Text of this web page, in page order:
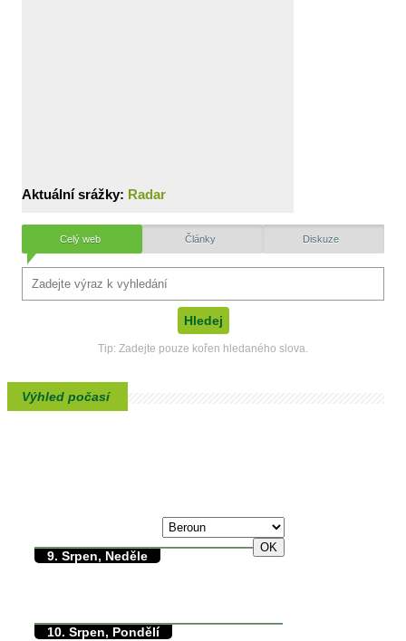
Aktuální srážky: Radar
Celý web Články Diskuze
Tip: Zadejte pouze kořen hledaného slova.
Výhled počasí
9. Srpen, Neděle
10. Srpen, Pondělí